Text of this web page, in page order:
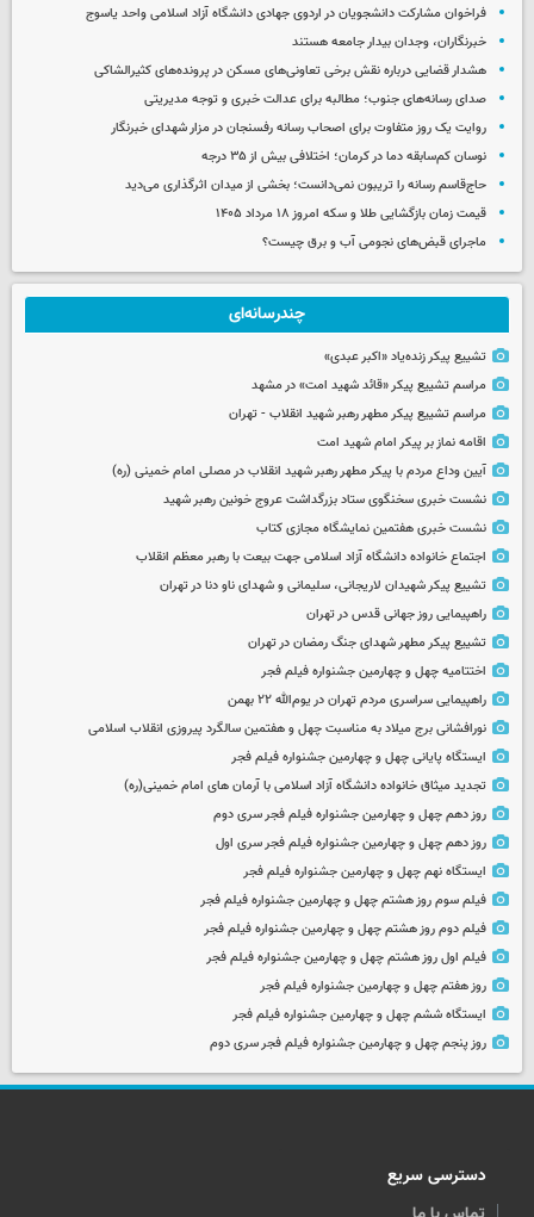
فراخوان مشارکت دانشجویان در اردوی جهادی دانشگاه آزاد اسلامی واحد یاسوج
خبرنگاران، وجدان بیدار جامعه هستند
هشدار قضایی درباره نقش برخی تعاونی‌های مسکن در پرونده‌های کثیرالشاکی
صدای رسانه‌های جنوب؛ مطالبه برای عدالت خبری و توجه مدیریتی
روایت یک روز متفاوت برای اصحاب رسانه رفسنجان در مزار شهدای خبرنگار
نوسان کم‌سابقه دما در کرمان؛ اختلافی بیش از ۳۵ درجه
حاج‌قاسم رسانه را تریبون نمی‌دانست؛ بخشی از میدان اثرگذاری می‌دید
قیمت زمان بازگشایی طلا و سکه امروز ۱۸ مرداد ۱۴۰۵
ماجرای قبض‌های نجومی آب و برق چیست؟
چندرسانه‌ای
تشییع پیکر زنده‌یاد «اکبر عبدی»
مراسم تشییع پیکر «قائد شهید امت» در مشهد
مراسم تشییع پیکر مطهر رهبر شهید انقلاب - تهران
اقامه نماز بر پیکر امام شهید امت
آیین وداع مردم با پیکر مطهر رهبر شهید انقلاب در مصلی امام خمینی (ره)
نشست خبری سخنگوی ستاد بزرگداشت عروج خونین رهبر شهید
نشست خبری هفتمین نمایشگاه مجازی کتاب
اجتماع خانواده دانشگاه آزاد اسلامی جهت بیعت با رهبر معظم انقلاب
تشییع پیکر شهیدان لاریجانی، سلیمانی و شهدای ناو دنا در تهران
راهپیمایی روز جهانی قدس در تهران
تشییع پیکر مطهر شهدای جنگ رمضان در تهران
اختتامیه چهل و چهارمین جشنواره فیلم فجر
راهپیمایی سراسری مردم تهران در یوم‌الله ۲۲ بهمن
نورافشانی برج میلاد به مناسبت چهل‌ و هفتمین سالگرد پیروزی انقلاب اسلامی
ایستگاه پایانی چهل و چهارمین جشنواره فیلم فجر
تجدید میثاق خانواده دانشگاه آزاد اسلامی با آرمان های امام خمینی(ره)
روز دهم چهل و چهارمین جشنواره فیلم فجر سری دوم
روز دهم چهل و چهارمین جشنواره فیلم فجر سری اول
ایستگاه نهم چهل و چهارمین جشنواره فیلم فجر
فیلم سوم روز هشتم چهل و چهارمین جشنواره فیلم فجر
فیلم دوم روز هشتم چهل و چهارمین جشنواره فیلم فجر
فیلم اول روز هشتم چهل و چهارمین جشنواره فیلم فجر
روز هفتم چهل و چهارمین جشنواره فیلم فجر
ایستگاه ششم چهل و چهارمین جشنواره فیلم فجر
روز پنجم چهل و چهارمین جشنواره فیلم فجر سری دوم
دسترسی سریع